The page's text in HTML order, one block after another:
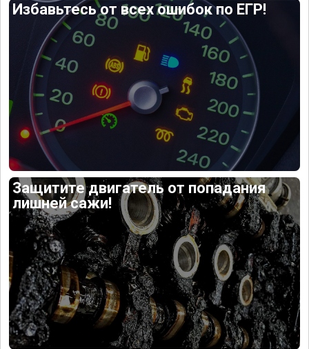
Избавьтесь от всех ошибок по ЕГР!
Защитите двигатель от попадания
лишней сажи!